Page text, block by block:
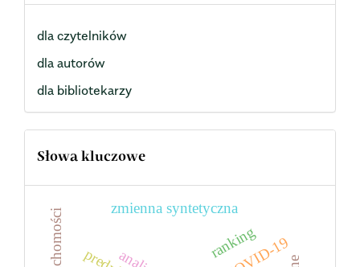
dla czytelników
dla autorów
dla bibliotekarzy
Słowa kluczowe
ranking
zmienna syntetyczna